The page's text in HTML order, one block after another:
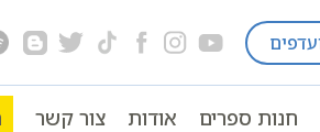
חנות ספרים אודות צור קשר
פורים ההסתרה שבמגילה | א